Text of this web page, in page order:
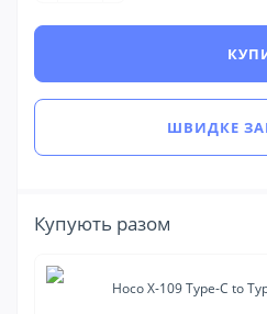
ШВИДКЕ
Купують разом
Hoco X-109 Type-C to